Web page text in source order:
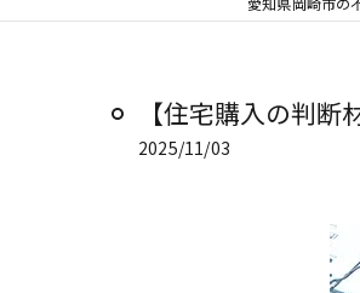
【住宅購入の判
2025/11/03